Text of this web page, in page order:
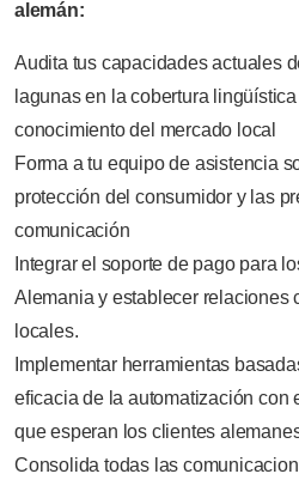
alemán:
Audita tus capacidades actuales
lagunas en la cobertura
conocimiento del mercado local
Forma a tu equipo de asistencia
protección del consumidor y las
comunicación
Integrar el soporte de pago para
Alemania y establecer relaciones
locales.
Implementar herramientas
eficacia de la automatización con
que esperan los clientes
Consolida todas las